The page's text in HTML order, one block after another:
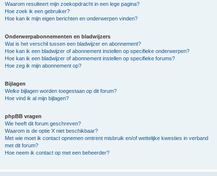
Waarom resulteert mijn zoekopdracht in een lege pagina?
Hoe zoek ik een gebruiker?
Hoe kan ik mijn eigen berichten en onderwerpen vinden?
Onderwerpabonnementen en bladwijzers
Wat is het verschil tussen een bladwijzer en abonnement?
Hoe kan ik een bladwijzer of abonnement instellen op specifieke onderwerpen?
Hoe kan ik een bladwijzer of abonnement instellen op specifieke forums?
Hoe zeg ik mijn abonnement op?
Bijlagen
Welke bijlagen worden toegestaan op dit forum?
Hoe vind ik al mijn bijlagen?
phpBB vragen
Wie heeft dit forum geschreven?
Waarom is de optie X niet beschikbaar?
Met wie moet ik contact opnemen omtrent misbruik en/of wettelijke kwesties in verband
met dit forum?
Hoe neem ik contact op met een beheerder?